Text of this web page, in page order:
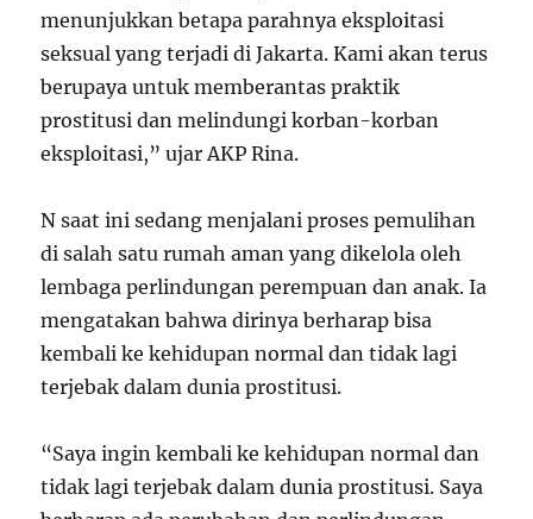
menunjukkan betapa parahnya eksploitasi
seksual yang terjadi di Jakarta. Kami akan terus
berupaya untuk memberantas praktik
prostitusi dan melindungi korban-korban
eksploitasi,” ujar AKP Rina.
N saat ini sedang menjalani proses pemulihan
di salah satu rumah aman yang dikelola oleh
lembaga perlindungan perempuan dan anak. Ia
mengatakan bahwa dirinya berharap bisa
kembali ke kehidupan normal dan tidak lagi
terjebak dalam dunia prostitusi.
“Saya ingin kembali ke kehidupan normal dan
tidak lagi terjebak dalam dunia prostitusi. Saya